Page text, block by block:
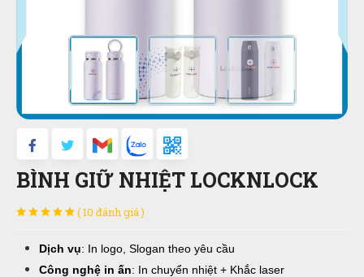
BÌNH GIỮ NHIỆT LOCKNLOCK
( 10 đánh giá )
Dịch vụ: In logo, Slogan theo yêu cầu
Công nghệ in ấn: In chuyển nhiệt + Khắc laser